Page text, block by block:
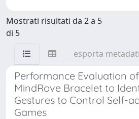
Mostrati risultati da 2 a 5
di 5
esporta metadati
Performance Evaluation of
MindRove Bracelet to
Gestures to Control Self-
Games